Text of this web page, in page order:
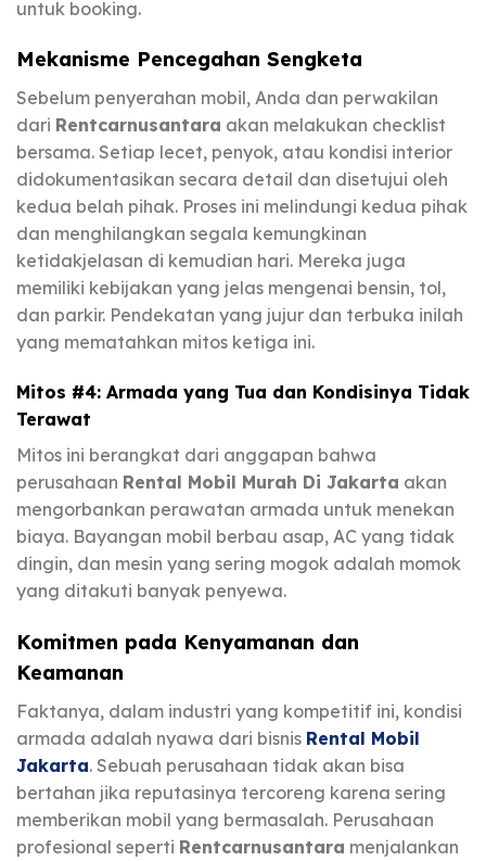
untuk booking.
Mekanisme Pencegahan Sengketa
Sebelum penyerahan mobil, Anda dan perwakilan
dari Rentcarnusantara akan melakukan checklist
bersama. Setiap lecet, penyok, atau kondisi interior
didokumentasikan secara detail dan disetujui oleh
kedua belah pihak. Proses ini melindungi kedua pihak
dan menghilangkan segala kemungkinan
ketidakjelasan di kemudian hari. Mereka juga
memiliki kebijakan yang jelas mengenai bensin, tol,
dan parkir. Pendekatan yang jujur dan terbuka inilah
yang mematahkan mitos ketiga ini.
Mitos #4: Armada yang Tua dan Kondisinya Tidak
Terawat
Mitos ini berangkat dari anggapan bahwa
perusahaan Rental Mobil Murah Di Jakarta akan
mengorbankan perawatan armada untuk menekan
biaya. Bayangan mobil berbau asap, AC yang tidak
dingin, dan mesin yang sering mogok adalah momok
yang ditakuti banyak penyewa.
Komitmen pada Kenyamanan dan
Keamanan
Faktanya, dalam industri yang kompetitif ini, kondisi
armada adalah nyawa dari bisnis Rental Mobil
Jakarta. Sebuah perusahaan tidak akan bisa
bertahan jika reputasinya tercoreng karena sering
memberikan mobil yang bermasalah. Perusahaan
profesional seperti Rentcarnusantara menjalankan